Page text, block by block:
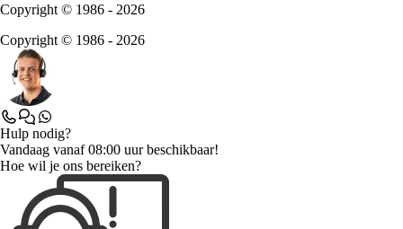
Copyright © 1986 - 2026
Copyright © 1986 - 2026
Hulp nodig?
Vandaag vanaf 08:00 uur beschikbaar!
Hoe wil je ons bereiken?